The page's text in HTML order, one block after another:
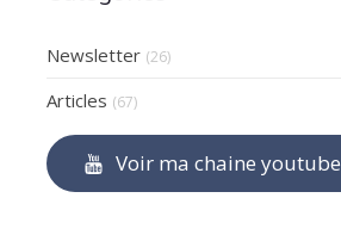
Newsletter (26)
Articles (67)
Voir ma chaine youtube